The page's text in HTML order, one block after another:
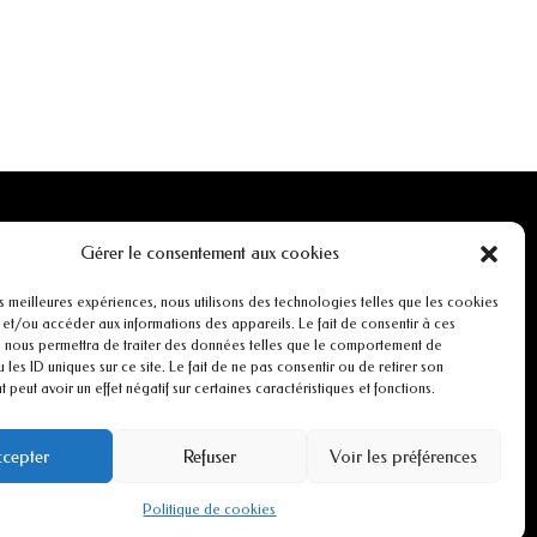
Gérer le consentement aux cookies
meilleures expériences, nous utilisons des technologies telles que les cookies
ou accéder aux informations des appareils. Le fait de consentir à ces
permettra de traiter des données telles que le comportement de
les ID uniques sur ce site. Le fait de ne pas consentir ou de retirer son
peut avoir un effet négatif sur certaines caractéristiques et fonctions.
Refuser Voir les préférences
Politique de cookies
INFORMATIONS
Mentions légales
Conditions générales de ventes
Politiques de cookies